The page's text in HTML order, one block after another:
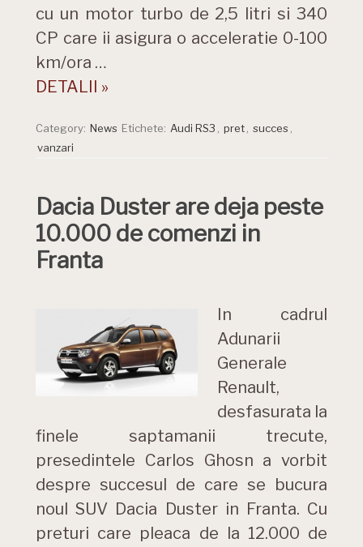
cu un motor turbo de 2,5 litri si 340
CP care ii asigura o acceleratie 0-100
km/ora …
DETALII »
Category: News Etichete: Audi RS3 pret succes
vanzari
Dacia Duster are deja peste
10.000 de comenzi in
Franta
In cadrul
Adunarii
Generale
Renault,
desfasurata la
finele saptamanii trecute,
presedintele Carlos Ghosn a vorbit
despre succesul de care se bucura
noul SUV Dacia Duster in Franta. Cu
preturi care pleaca de la 12.000 de